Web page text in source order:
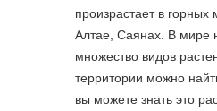
произрастает в горных
Алтае, Саянах. В мире
множество видов
территории можно
вы можете знать это